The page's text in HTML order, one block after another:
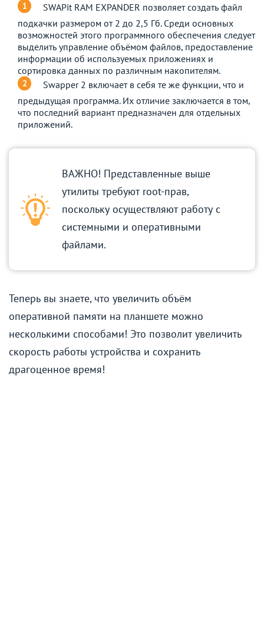
SWAPit RAM EXPANDER позволяет создать файл
подкачки размером от 2 до 2,5 Гб. Среди основных
возможностей этого программного обеспечения следует
выделить управление объёмом файлов, предоставление
информации об используемых приложениях и
сортировка данных по различным накопителям.
Swapper 2 включает в себя те же функции, что и
предыдущая программа. Их отличие заключается в том,
что последний вариант предназначен для отдельных
приложений.
ВАЖНО! Представленные выше
утилиты требуют root-прав,
поскольку осуществляют работу с
системными и оперативными
файлами.
Теперь вы знаете, что увеличить объём
оперативной памяти на планшете можно
несколькими способами! Это позволит увеличить
скорость работы устройства и сохранить
драгоценное время!